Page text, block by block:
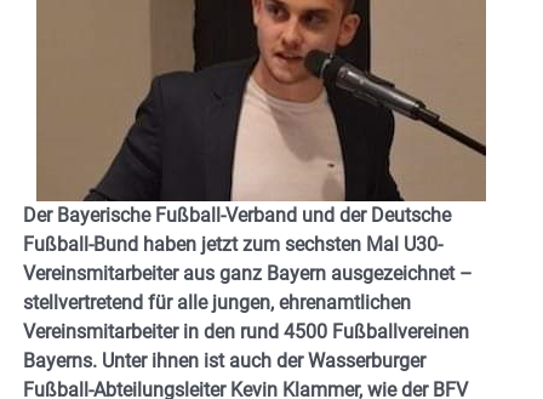
Der Bayerische Fußball-Verband und der Deutsche
Fußball-Bund haben jetzt zum sechsten Mal U30-
Vereinsmitarbeiter aus ganz Bayern ausgezeichnet –
stellvertretend für alle jungen, ehrenamtlichen
Vereinsmitarbeiter in den rund 4500 Fußballvereinen
Bayerns. Unter ihnen ist auch der Wasserburger
Fußball-Abteilungsleiter Kevin Klammer, wie der BFV